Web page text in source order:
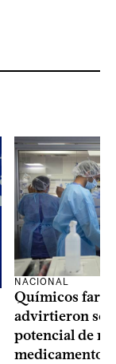
NACIONAL
Químicos
advirtieron
potencial de
medicamentos